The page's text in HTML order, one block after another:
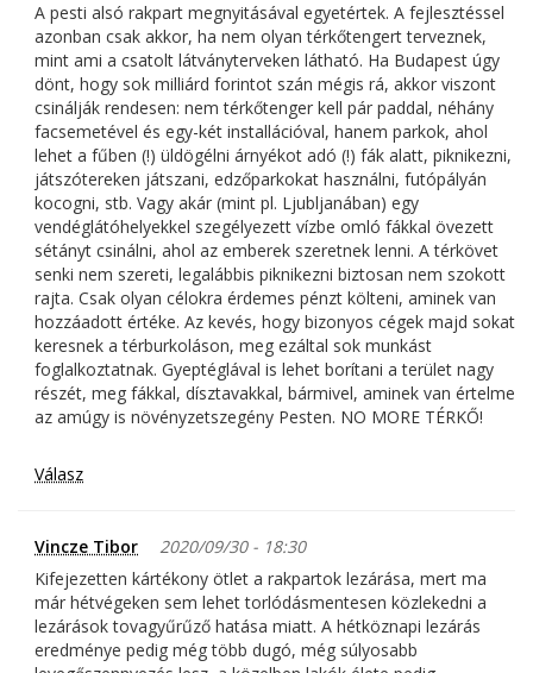
A pesti alsó rakpart megnyitásával egyetértek. A fejlesztéssel
azonban csak akkor, ha nem olyan térkőtengert terveznek,
mint ami a csatolt látványterveken látható. Ha Budapest úgy
dönt, hogy sok milliárd forintot szán mégis rá, akkor viszont
csinálják rendesen: nem térkőtenger kell pár paddal, néhány
facsemetével és egy-két installációval, hanem parkok, ahol
lehet a fűben (!) üldögélni árnyékot adó (!) fák alatt, piknikezni,
játszótereken játszani, edzőparkokat használni, futópályán
kocogni, stb. Vagy akár (mint pl. Ljubljanában) egy
vendéglátóhelyekkel szegélyezett vízbe omló fákkal övezett
sétányt csinálni, ahol az emberek szeretnek lenni. A térkövet
senki nem szereti, legalábbis piknikezni biztosan nem szokott
rajta. Csak olyan célokra érdemes pénzt költeni, aminek van
hozzáadott értéke. Az kevés, hogy bizonyos cégek majd sokat
keresnek a térburkoláson, meg ezáltal sok munkást
foglalkoztatnak. Gyeptéglával is lehet borítani a terület nagy
részét, meg fákkal, dísztavakkal, bármivel, aminek van értelme
az amúgy is növényzetszegény Pesten. NO MORE TÉRKŐ!
Válasz
Vincze Tibor
2020/09/30 - 18:30
Kifejezetten kártékony ötlet a rakpartok lezárása, mert ma
már hétvégeken sem lehet torlódásmentesen közlekedni a
lezárások tovagyűrűző hatása miatt. A hétköznapi lezárás
eredménye pedig még több dugó, még súlyosabb